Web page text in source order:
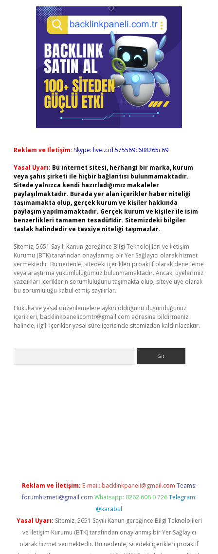
Reklam ve İletişim: Skype: live:.cid.575569c608265c69
Yasal Uyarı: Bu internet sitesi, herhangi bir marka, kurum
veya şahıs şirketi ile hiçbir bağlantısı bulunmamaktadır.
Sitede yalnızca kendi hazırladığımız makaleler
paylaşılmaktadır. Burada yer alan içerikler haber niteliği
taşımamakta olup, gerçek kurum ve kişiler hakkında
paylaşım yapılmamaktadır. Gerçek kurum ve kişiler ile isim
benzerlikleri tamamen tesadüfidir. Sitemizdeki bilgiler
taslak halindedir ve tavsiye niteliği taşımazlar.
Sitemiz, 5651 Sayılı Kanun gereğince Bilgi Teknolojileri ve İletişim
Kurumu (BTK) tarafından onaylanmış bir Yer Sağlayıcı olarak hizmet
vermektedir. Bu nedenle, sitedeki içerikleri proaktif olarak denetleme
veya araştırma yükümlülüğümüz bulunmamaktadır. Ancak, üyelerimiz
yazdıkları içeriklerin sorumluluğunu taşımakta olup, siteye üye olarak
bu sorumluluğu kabul etmiş sayılırlar.
Hukuka ve yasal düzenlemelere aykırı olduğunu düşündüğünüz
içerikleri, backlinkpanelicomtr@gmail.com adresine bildirmeniz
halinde, ilgili içerikler yasal süre içerisinde sitemizden kaldırılacaktır.
Reklam ve İletişim: E-mail: backlinkpaneli@gmail.com Teams:
forumhizmeti@gmail.com Whatsapp: 0262 606 0 726 Telegram:
@karabul
Yasal Uyarı: Sitemiz, 5651 Sayılı Kanun gereğince Bilgi Teknolojileri
ve İletişim Kurumu (BTK) tarafından onaylanmış bir Yer Sağlayıcı
olarak hizmet vermektedir. Bu nedenle, sitedeki içerikleri proaktif